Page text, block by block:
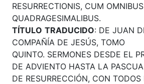
RESURRECTIONIS, CUM
QUADRAGESIMALIBUS.
TÍTULO TRADUCIDO: DE JUAN
COMPAÑÍA DE JESÚS, TOMO
QUINTO. SERMONES DESDE EL
DE ADVIENTO HASTA LA PASCUA
DE RESURRECCIÓN, CON TODOS